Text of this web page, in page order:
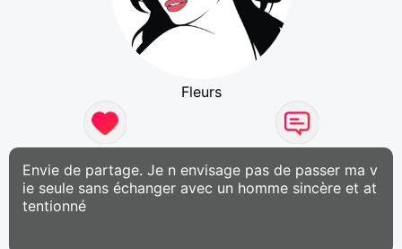
Fleurs
Envie de partage. Je n envisage pas de passer ma v
ie seule sans échanger avec un homme sincère et at
tentionné